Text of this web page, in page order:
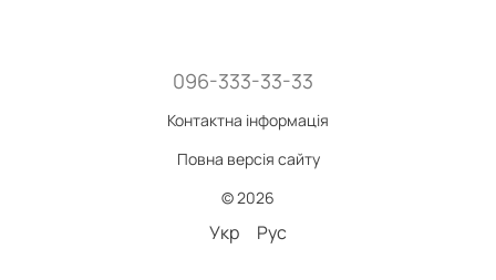
096-333-33-33
Контактна інформація
Повна версія сайту
© 2026
Укр Рус